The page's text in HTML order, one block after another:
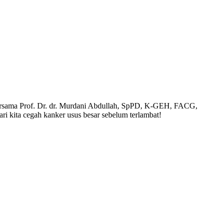
Prof. Dr. dr. Murdani Abdullah, SpPD, K-GEH, FACG,
kita cegah kanker usus besar sebelum terlambat!